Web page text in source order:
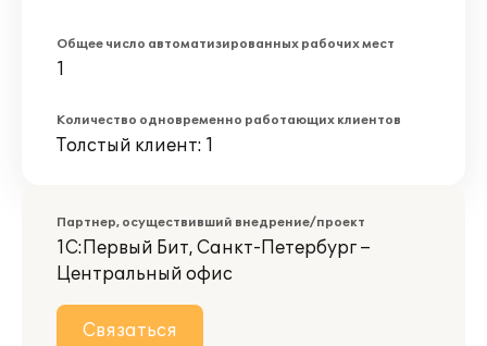
Общее число автоматизированных рабочих мест
1
Количество одновременно работающих клиентов
Толстый клиент: 1
Партнер, осуществивший внедрение/проект
1С:Первый Бит, Санкт-Петербург –
Центральный офис
Связаться